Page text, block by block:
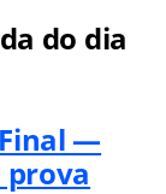
do dia
—
prova